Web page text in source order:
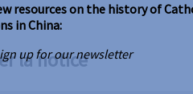
la notice
resources on the history of
in China:
up for our newsletter